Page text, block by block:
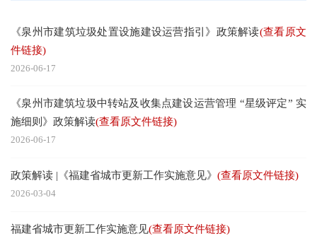
《泉州市建筑垃圾处置设施建设运营指引》政策解读(查看原文
件链接)
2026-06-17
《泉州市建筑垃圾中转站及收集点建设运营管理 “星级评定” 实
施细则》政策解读(查看原文件链接)
2026-06-17
政策解读 |《福建省城市更新工作实施意见》(查看原文件链接)
2026-03-04
福建省城市更新工作实施意见(查看原文件链接)